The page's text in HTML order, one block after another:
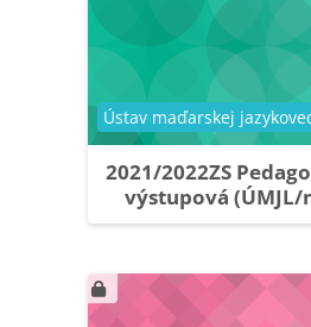
2021/2022ZS
výstupová (ÚMJL/
Kategória kurzu